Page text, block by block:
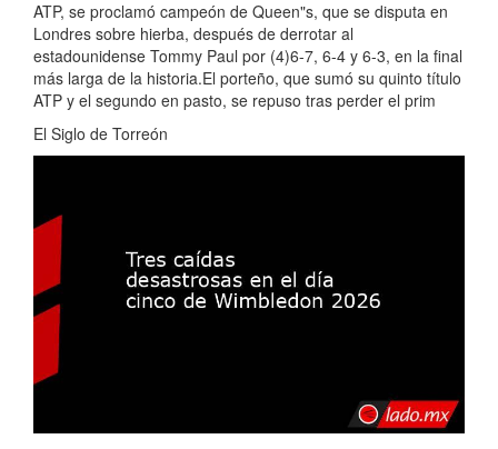
ATP, se proclamó campeón de Queen"s, que se disputa en
Londres sobre hierba, después de derrotar al
estadounidense Tommy Paul por (4)6-7, 6-4 y 6-3, en la final
más larga de la historia.El porteño, que sumó su quinto título
ATP y el segundo en pasto, se repuso tras perder el prim
El Siglo de Torreón